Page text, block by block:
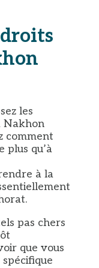
les
Nakhon
comment
plus qu’à
à la
pas chers
que vous